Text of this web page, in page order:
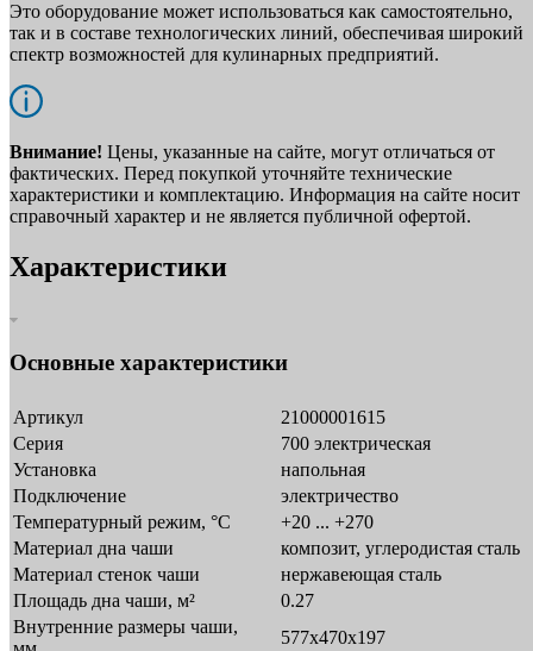
Это оборудование может использоваться как самостоятельно,
так и в составе технологических линий, обеспечивая широкий
спектр возможностей для кулинарных предприятий.
Внимание! Цены, указанные на сайте, могут отличаться от
фактических. Перед покупкой уточняйте технические
характеристики и комплектацию. Информация на сайте носит
справочный характер и не является публичной офертой.
Характеристики
Основные характеристики
Артикул
21000001615
Серия
700 электрическая
Установка
напольная
Подключение
электричество
Температурный режим, °C
+20 ... +270
Материал дна чаши
композит, углеродистая сталь
Материал стенок чаши
нержавеющая сталь
Площадь дна чаши, м²
0.27
Внутренние размеры чаши,
577х470х197